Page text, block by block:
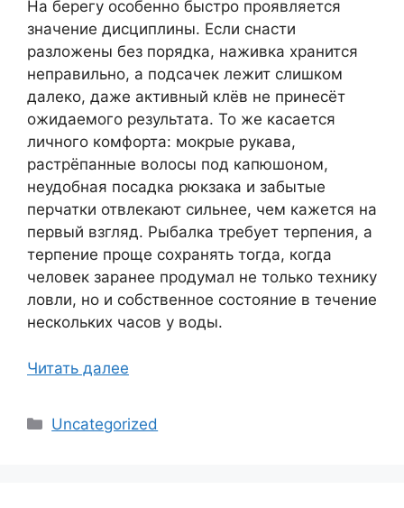
На берегу особенно быстро проявляется
значение дисциплины. Если снасти
разложены без порядка, наживка хранится
неправильно, а подсачек лежит слишком
далеко, даже активный клёв не принесёт
ожидаемого результата. То же касается
личного комфорта: мокрые рукава,
растрёпанные волосы под капюшоном,
неудобная посадка рюкзака и забытые
перчатки отвлекают сильнее, чем кажется на
первый взгляд. Рыбалка требует терпения, а
терпение проще сохранять тогда, когда
человек заранее продумал не только технику
ловли, но и собственное состояние в течение
нескольких часов у воды.
Читать далее
Рубрики
Uncategorized